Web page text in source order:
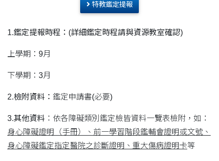
特教鑑定提報
1.鑑定提報時程：(詳細鑑定時程請與資源教室確認)
上學期：9月
下學期：3月
2.檢附資料： 鑑定申請書(必要)
3.其他資料 ：依各障礙類別鑑定檢皆資料一覽表檢附，如：
身心障礙證明（手冊）、前一學習階段鑑輔會證明或文號、
身心障礙鑑定指定醫院之診斷證明、重大傷病證明卡等